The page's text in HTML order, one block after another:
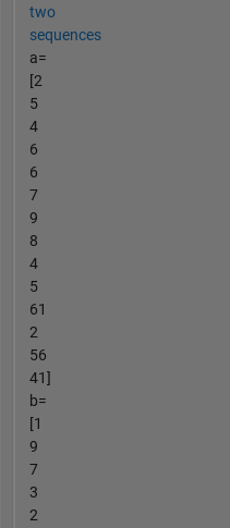
two
sequences
a=
[2
5
4
6
6
7
9
8
4
5
61
2
56
41]
b=
[1
9
7
3
2